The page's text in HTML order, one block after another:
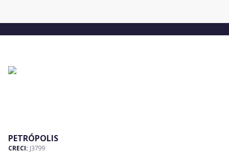
PETRÓPOLIS
CRECI: J3799